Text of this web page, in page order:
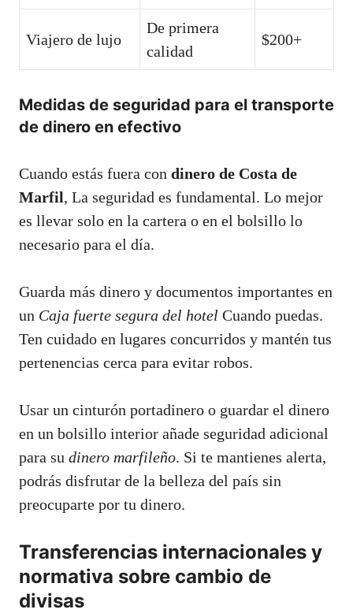
Viajero de lujo
De primera
calidad
$200+
Medidas de seguridad para el transporte
de dinero en efectivo
Cuando estás fuera con dinero de Costa de
Marfil, La seguridad es fundamental. Lo mejor
es llevar solo en la cartera o en el bolsillo lo
necesario para el día.
Guarda más dinero y documentos importantes en
un Caja fuerte segura del hotel Cuando puedas.
Ten cuidado en lugares concurridos y mantén tus
pertenencias cerca para evitar robos.
Usar un cinturón portadinero o guardar el dinero
en un bolsillo interior añade seguridad adicional
para su dinero marfileño. Si te mantienes alerta,
podrás disfrutar de la belleza del país sin
preocuparte por tu dinero.
Transferencias internacionales y
normativa sobre cambio de
divisas